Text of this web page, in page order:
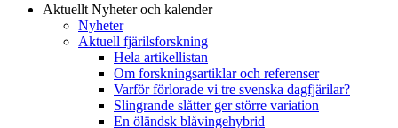
Aktuellt Nyheter och kalender
Nyheter
Aktuell fjärilsforskning
Hela artikellistan
Om forskningsartiklar och referenser
Varför förlorade vi tre svenska dagfjärilar?
Slingrande slåtter ger större variation
En öländsk blåvingehybrid